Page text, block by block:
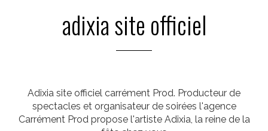
adixia site officiel
Adixia site officiel carrément Prod. Producteur de
spectacles et organisateur de soirées l'agence
Carrément Prod propose l'artiste Adixia, la reine de la